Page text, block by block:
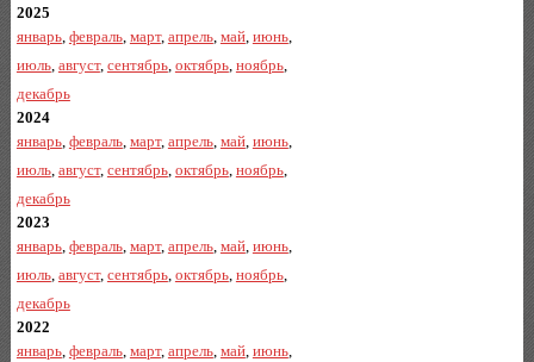
2025
январь, февраль, март, апрель, май, июнь,
июль, август, сентябрь, октябрь, ноябрь,
декабрь
2024
январь, февраль, март, апрель, май, июнь,
июль, август, сентябрь, октябрь, ноябрь,
декабрь
2023
январь, февраль, март, апрель, май, июнь,
июль, август, сентябрь, октябрь, ноябрь,
декабрь
2022
январь, февраль, март, апрель, май, июнь,